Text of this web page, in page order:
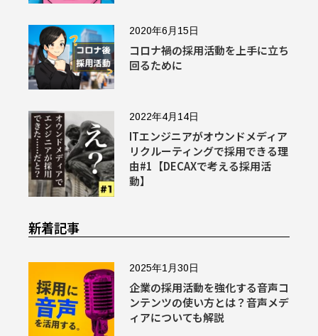
2020年6月15日
コロナ禍の採用活動を上手に立ち
回るために
2022年4月14日
ITエンジニアがオウンドメディア
リクルーティングで採用できる理
由#1【DECAXで考える採用活
動】
新着記事
2025年1月30日
企業の採用活動を強化する音声コ
ンテンツの使い方とは？音声メデ
ィアについても解説